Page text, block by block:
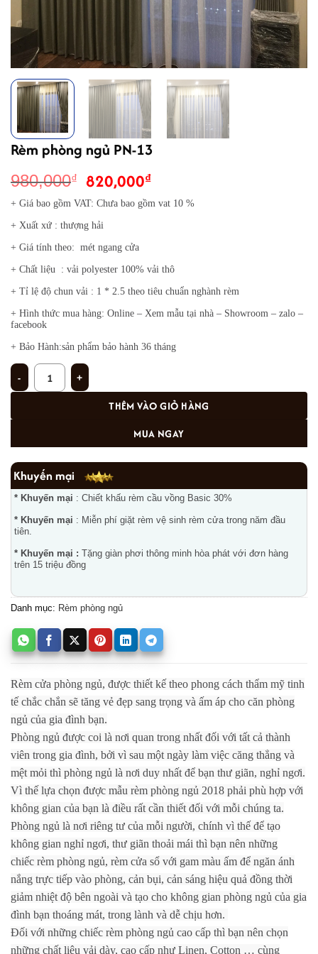
Rèm phòng ngủ PN-13
980,000₫ Giá
gốc
980,000₫.
820,000₫Giá
hiện
+ Giá bao gồm VAT: Chưa bao gồm vat 10 %
+ Xuất xứ : thượng hải
+ Giá tính theo: mét ngang cửa
+ Chất liệu : vải polyester 100% vải thô
+ Tỉ lệ độ chun vải : 1 * 2.5 theo tiêu chuẩn nghành rèm
+ Hình thức mua hàng: Online – Xem mẫu tại nhà – Showroom – zalo –
facebook
+ Bảo Hành:sản phẩm bảo hành 36 tháng
Rèm phòng ngủ PN-13 số lượng
THÊM VÀO GIỎ HÀNG
MUA NGAY
Khuyến mại
* Khuyến mại : Chiết khấu rèm cầu vồng Basic 30%
* Khuyến mại : Miễn phí giặt rèm vệ sinh rèm cửa trong năm đầu
tiên.
* Khuyến mại : Tặng giàn phơi thông minh hòa phát với đơn hàng
trên 15 triệu đồng
Danh mục: Rèm phòng ngủ
Rèm cửa phòng ngủ, được thiết kế theo phong cách thẩm mỹ tinh
tế chắc chắn sẽ tăng vẻ đẹp sang trọng và ấm áp cho căn phòng
ngủ của gia đình bạn.
Phòng ngủ được coi là nơi quan trong nhất đối với tất cả thành
viên trong gia đình, bởi vì sau một ngày làm việc căng thẳng và
mệt mỏi thì phòng ngủ là nơi duy nhất để bạn thư giãn, nghỉ ngơi.
Vì thế lựa chọn được mẫu rèm phòng ngủ 2018 phải phù hợp với
không gian của bạn là điều rất cần thiết đối với mỗi chúng ta.
Phòng ngủ là nơi riêng tư của mỗi người, chính vì thế để tạo
không gian nghỉ ngơi, thư giãn thoải mái thì bạn nên những
chiếc rèm phòng ngủ, rèm cửa sổ với gam màu ấm để ngăn ánh
nắng trực tiếp vào phòng, cản bụi, cản sáng hiệu quả đồng thời
giảm nhiệt độ bên ngoài và tạo cho không gian phòng ngủ của gia
đình bạn thoáng mát, trong lành và dễ chịu hơn.
Đối với những chiếc rèm phòng ngủ cao cấp thì bạn nên chọn
những chất liệu vải dày, cao cấp như Linen, Cotton … cùng